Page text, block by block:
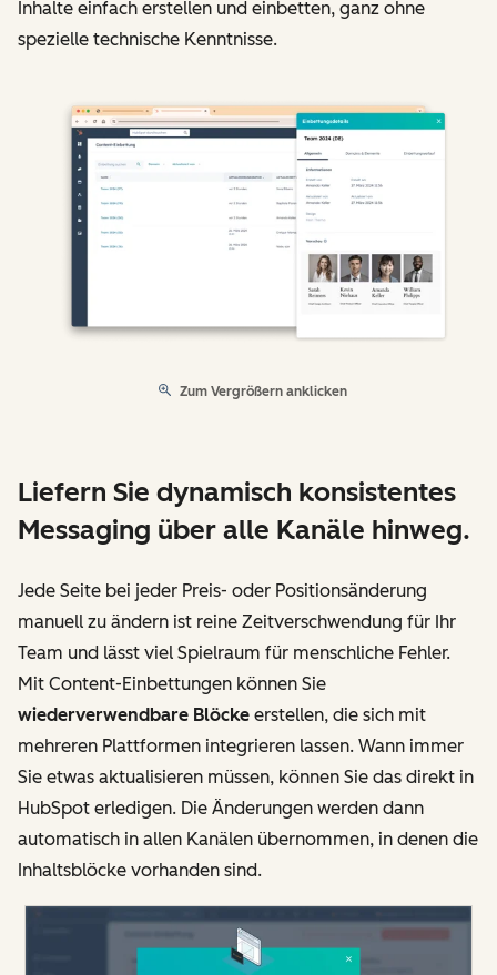
Inhalte einfach erstellen und einbetten, ganz ohne
spezielle technische Kenntnisse.
Zum Vergrößern anklicken
Liefern Sie dynamisch konsistentes
Messaging über alle Kanäle hinweg.
Jede Seite bei jeder Preis- oder Positionsänderung
manuell zu ändern ist reine Zeitverschwendung für Ihr
Team und lässt viel Spielraum für menschliche Fehler.
Mit Content-Einbettungen können Sie
wiederverwendbare Blöcke erstellen, die sich mit
mehreren Plattformen integrieren lassen. Wann immer
Sie etwas aktualisieren müssen, können Sie das direkt in
HubSpot erledigen. Die Änderungen werden dann
automatisch in allen Kanälen übernommen, in denen die
Inhaltsblöcke vorhanden sind.